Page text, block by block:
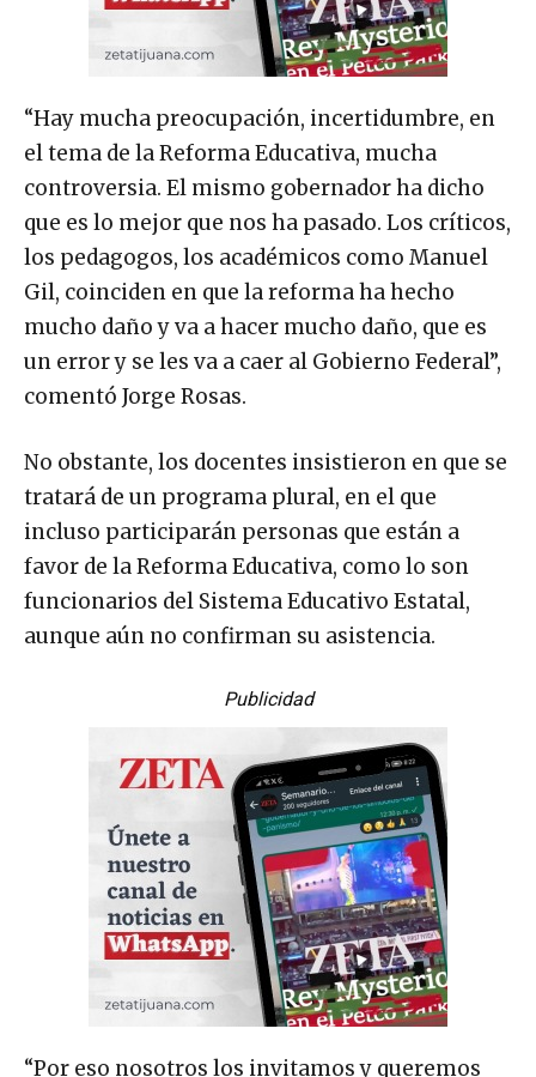
“Hay mucha preocupación, incertidumbre, en
el tema de la Reforma Educativa, mucha
controversia. El mismo gobernador ha dicho
que es lo mejor que nos ha pasado. Los críticos,
los pedagogos, los académicos como Manuel
Gil, coinciden en que la reforma ha hecho
mucho daño y va a hacer mucho daño, que es
un error y se les va a caer al Gobierno Federal”,
comentó Jorge Rosas.
No obstante, los docentes insistieron en que se
tratará de un programa plural, en el que
incluso participarán personas que están a
favor de la Reforma Educativa, como lo son
funcionarios del Sistema Educativo Estatal,
aunque aún no confirman su asistencia.
Publicidad
“Por eso nosotros los invitamos y queremos